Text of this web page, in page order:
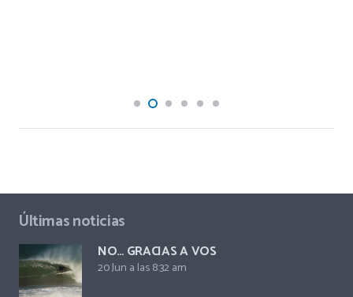
Últimas noticias
NO… GRACIAS A VOS
20 Jun a las 8:32 am